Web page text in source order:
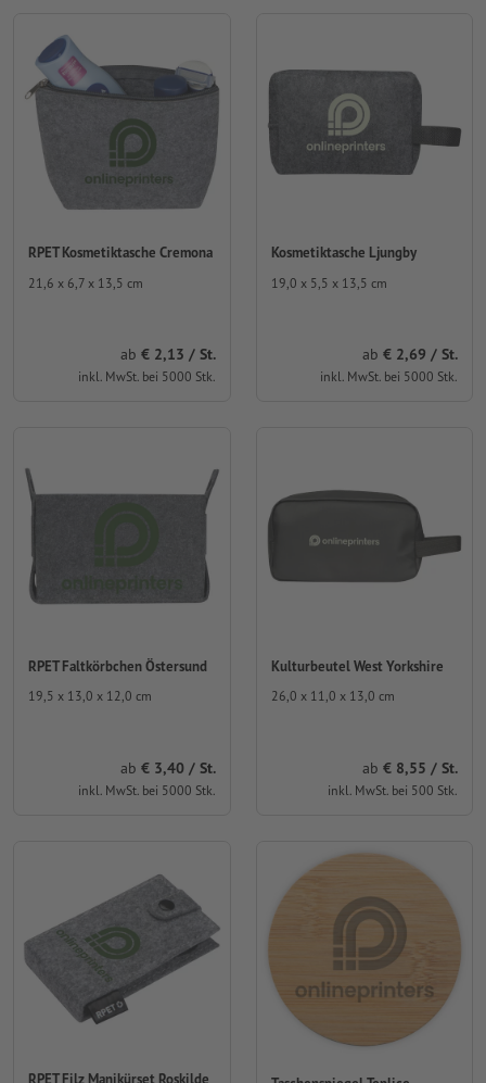
RPET Kosmetiktasche Cremona
21,6 x 6,7 x 13,5 cm
ab 2,13 / St.
inkl. MwSt. bei 5000 Stk.
Kosmetiktasche Ljungby
19,0 x 5,5 x 13,5 cm
ab 2,69 / St.
inkl. MwSt. bei 5000 Stk.
RPET Faltkörbchen Östersund
19,5 x 13,0 x 12,0 cm
ab 3,40 / St.
inkl. MwSt. bei 5000 Stk.
Kulturbeutel West Yorkshire
26,0 x 11,0 x 13,0 cm
ab 8,55 / St.
inkl. MwSt. bei 500 Stk.